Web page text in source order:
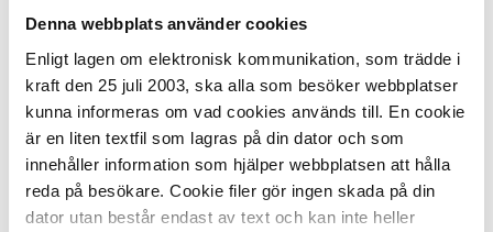
Denna webbplats använder cookies
Enligt lagen om elektronisk kommunikation, som trädde i
kraft den 25 juli 2003, ska alla som besöker webbplatser
kunna informeras om vad cookies används till. En cookie
är en liten textfil som lagras på din dator och som
innehåller information som hjälper webbplatsen att hålla
reda på besökare. Cookie filer gör ingen skada på din
dator utan består endast av text och kan inte heller
- + KÖP
Mattskydd STANDARD PET
100x120cmx1,8mm